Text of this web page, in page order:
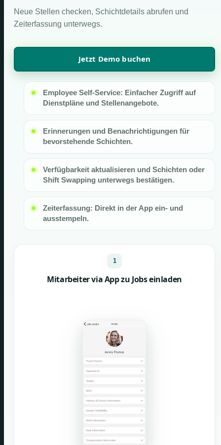
Neue Stellen checken, Schichtdetails abrufen und
Zeiterfassung unterwegs.
Jetzt Demo buchen
Employee Self-Service: Einfacher Zugriff auf
Dienstpläne und Stellenangebote.
Erinnerungen und Benachrichtigungen für
bevorstehende Schichten.
Verfügbarkeit aktualisieren und Schichten oder
Shift Swapping unterwegs bestätigen.
Zeiterfassung: Direkt in der App ein- und
ausstempeln.
1
Mitarbeiter via App zu Jobs einladen